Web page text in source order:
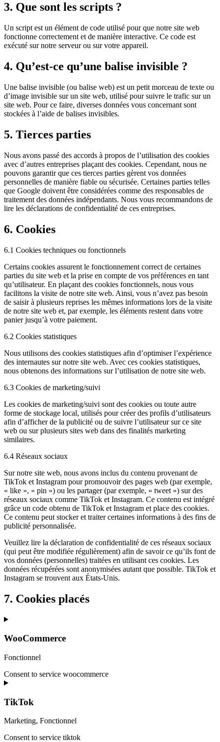
3. Que sont les scripts ?
Un script est un élément de code utilisé pour que notre site web
fonctionne correctement et de manière interactive. Ce code est
exécuté sur notre serveur ou sur votre appareil.
4. Qu’est-ce qu’une balise invisible ?
Une balise invisible (ou balise web) est un petit morceau de texte ou
d’image invisible sur un site web, utilisé pour suivre le trafic sur un
site web. Pour ce faire, diverses données vous concernant sont
stockées à l’aide de balises invisibles.
5. Tierces parties
Nous avons passé des accords à propos de l’utilisation des cookies
avec d’autres entreprises plaçant des cookies. Cependant, nous ne
pouvons garantir que ces tierces parties gèrent vos données
personnelles de manière fiable ou sécurisée. Certaines parties telles
que Google doivent être considérées comme des responsables de
traitement des données indépendants. Nous vous recommandons de
lire les déclarations de confidentialité de ces entreprises.
6. Cookies
6.1 Cookies techniques ou fonctionnels
Certains cookies assurent le fonctionnement correct de certaines
parties du site web et la prise en compte de vos préférences en tant
qu’utilisateur. En plaçant des cookies fonctionnels, nous vous
facilitons la visite de notre site web. Ainsi, vous n’avez pas besoin
de saisir à plusieurs reprises les mêmes informations lors de la visite
de notre site web et, par exemple, les éléments restent dans votre
panier jusqu’à votre paiement.
6.2 Cookies statistiques
Nous utilisons des cookies statistiques afin d’optimiser l’expérience
des internautes sur notre site web. Avec ces cookies statistiques,
nous obtenons des informations sur l’utilisation de notre site web.
6.3 Cookies de marketing/suivi
Les cookies de marketing/suivi sont des cookies ou toute autre
forme de stockage local, utilisés pour créer des profils d’utilisateurs
afin d’afficher de la publicité ou de suivre l’utilisateur sur ce site
web ou sur plusieurs sites web dans des finalités marketing
similaires.
6.4 Réseaux sociaux
Sur notre site web, nous avons inclus du contenu provenant de
TikTok et Instagram pour promouvoir des pages web (par exemple,
« like », « pin ») ou les partager (par exemple, « tweet ») sur des
réseaux sociaux comme TikTok et Instagram. Ce contenu est intégré
grâce un code obtenu de TikTok et Instagram et place des cookies.
Ce contenu peut stocker et traiter certaines informations à des fins de
publicité personnalisée.
Veuillez lire la déclaration de confidentialité de ces réseaux sociaux
(qui peut être modifiée régulièrement) afin de savoir ce qu’ils font de
vos données (personnelles) traitées en utilisant ces cookies. Les
données récupérées sont anonymisées autant que possible. TikTok et
Instagram se trouvent aux États-Unis.
7. Cookies placés
WooCommerce
Fonctionnel
Consent to service woocommerce
TikTok
Marketing, Fonctionnel
Consent to service tiktok